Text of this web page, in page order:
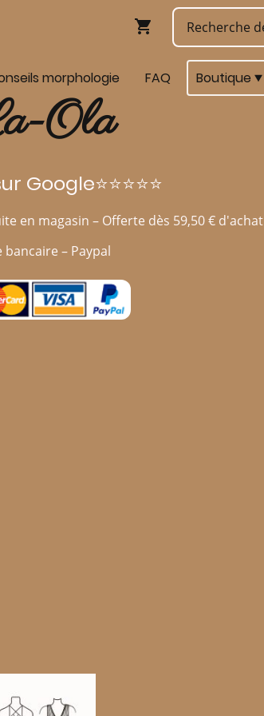
morphologie FAQ Boutique
Ola
Google⭐⭐⭐⭐⭐
en magasin – Offerte dès 59,50 € d'achat
bancaire – Paypal